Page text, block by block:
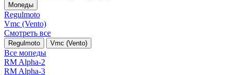
Мопеды
Regulmoto
Vmc (Vento)
Смотреть все
Regulmoto Vmc (Vento)
Все мопеды
RM Alpha-2
RM Alpha-3